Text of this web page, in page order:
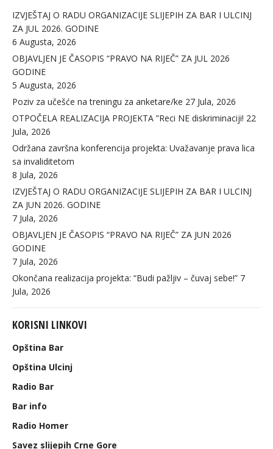
IZVJEŠTAJ O RADU ORGANIZACIJE SLIJEPIH ZA BAR I ULCINJ
ZA JUL 2026. GODINE
6 Augusta, 2026
OBJAVLJEN JE ČASOPIS “PRAVO NA RIJEČ” ZA JUL 2026
GODINE
5 Augusta, 2026
Poziv za učešće na treningu za anketare/ke 27 Jula, 2026
OTPOČELA REALIZACIJA PROJEKTA ”Reci NE diskriminaciji! 22
Jula, 2026
Održana završna konferencija projekta: Uvažavanje prava lica
sa invaliditetom
8 Jula, 2026
IZVJEŠTAJ O RADU ORGANIZACIJE SLIJEPIH ZA BAR I ULCINJ
ZA JUN 2026. GODINE
7 Jula, 2026
OBJAVLJEN JE ČASOPIS “PRAVO NA RIJEČ” ZA JUN 2026
GODINE
7 Jula, 2026
Okončana realizacija projekta: “Budi pažljiv – čuvaj sebe!” 7
Jula, 2026
KORISNI LINKOVI
Opština Bar
Opština Ulcinj
Radio Bar
Bar info
Radio Homer
Savez slijepih Crne Gore